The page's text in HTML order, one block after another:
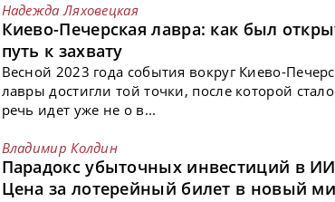
Надежда Ляховецкая
Киево-Печерская лавра: как был
путь к захвату
Весной 2023 года события вокруг Киево-
лавры достигли той точки, после которой
речь идет уже не о в...
Владимир Колдин
Парадокс убыточных инвестиций в
Цена за лотерейный билет в новый